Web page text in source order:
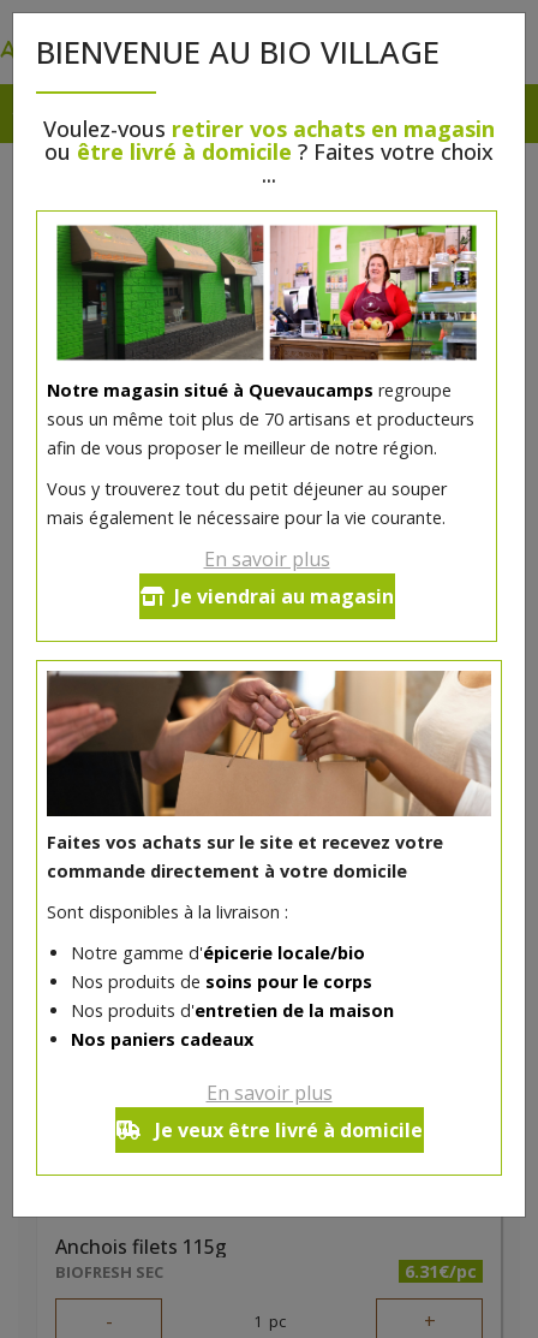
BIENVENUE AU BIO VILLAGE
Voulez-vous retirer vos achats en magasin
ou être livré à domicile ? Faites votre choix
...
Notre magasin situé à Quevaucamps regroupe
sous un même toit plus de 70 artisans et producteurs
afin de vous proposer le meilleur de notre région.
Vous y trouverez tout du petit déjeuner au souper
mais également le nécessaire pour la vie courante.
En savoir plus
Je viendrai au magasin
Faites vos achats sur le site et recevez votre
commande directement à votre domicile
Sont disponibles à la livraison :
Notre gamme d'épicerie locale/bio
Nos produits de soins pour le corps
Nos produits d'entretien de la maison
Nos paniers cadeaux
En savoir plus
Je veux être livré à domicile
Maquereaux filets vin blanc
- 1 pc
6.14
Réception souhaitée le
DANS LA MÊME CATÉGORIE ...
Anchois filets 115g
BIOFRESH SEC 6.31€/pc
- 1 pc +